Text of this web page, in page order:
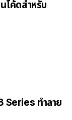
โค้ดสำหรับ
Series ทำลาย